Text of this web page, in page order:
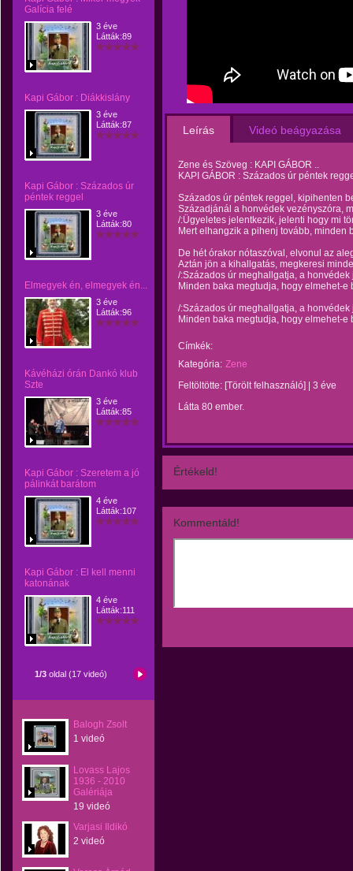
Galícia felé
3 éve
Látták:89
Kapi Gábor : Diákkislány
3 éve
Látták:87
Kapi Gábor : Százados úr
péntek reggel
3 éve
Látták:80
Elmegyek én, elmegyek én...
3 éve
Látták:96
Kávéházi órán Dankó klub
Szte
3 éve
Látták:85
Kapi Gábor : Szeretem a jó
pálinkát barátom
4 éve
Látták:107
Kapi Gábor : El kell menni
katonának
4 éve
Látták:111
1/3 oldal (17 videó)
Balogh Zsolt
1 videó
Lovass Lajos
1936 - 2010
Galériája
19 videó
Varjasi Ildikó
2 videó
Leírás Videó beágyazása
Zene és Szöveg : KAPI GÁBOR ..
KAPI GÁBOR : Százados úr péntek
Százados úr péntek reggel, kipihenten
Századjánál a honvédek vezényszóra,
/:Ügyeletes jelentkezik, jelenti hogy mi
Mert elhangzik a pihenj tovább, minden
De hét órakor nótaszóval, elvonul az
Aztán jön a kihallgatás, megkeresi
/:Százados úr meghallgatja, a
Minden baka megtudja, hogy elmehet-e
/:Százados úr meghallgatja, a
Minden baka megtudja, hogy elmehet-e
Címkék:
Kategória: Zene
Feltöltötte: [Törölt felhasználó]
3 éve
Látta 80 ember.
Értékeld!
Kommentáld!